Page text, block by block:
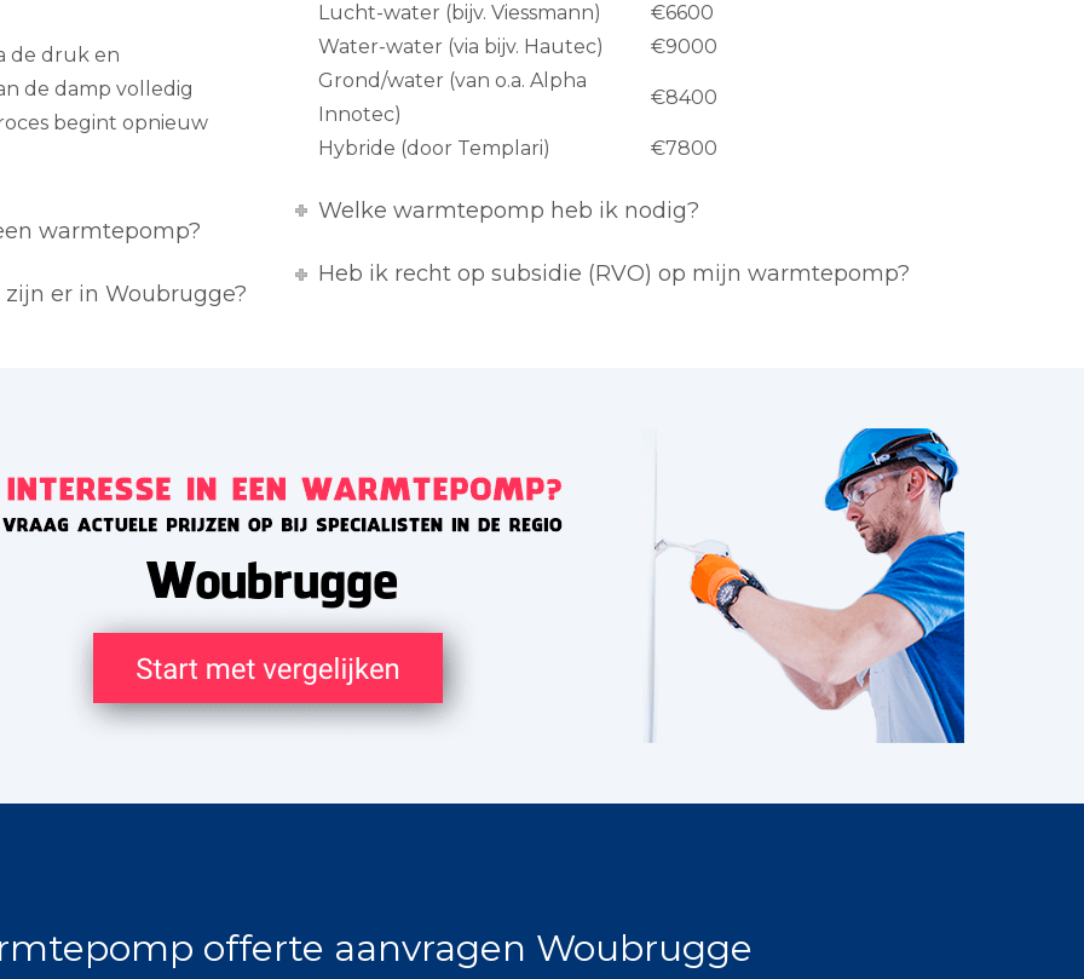
de druk en
de damp volledig
begint opnieuw
warmtepomp?
er in Woubrugge?
Lucht-water (bijv. Viessmann)
€6600
Water-water (via bijv. Hautec)
€9000
Grond/water (van o.a. Alpha
Innotec)
€8400
Hybride (door Templari) €7800
Welke warmtepomp heb ik nodig?
Heb ik recht op subsidie (RVO) op mijn warmtepomp?
offerte aanvragen Woubrugge